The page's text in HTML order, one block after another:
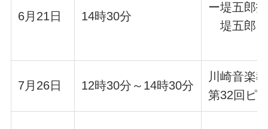
6月21日 14時30分
ー堤五郎
堤五郎
7月26日 12時30分～14時30分
川崎音楽
第32回ピ